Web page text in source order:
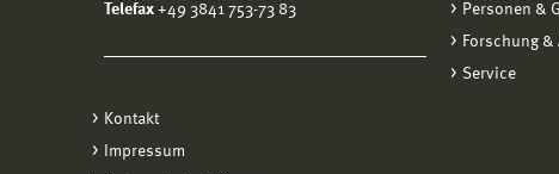
Telefax +49 3841 753-73 83
Kontakt
Impressum
Personen &
Forschung
Service